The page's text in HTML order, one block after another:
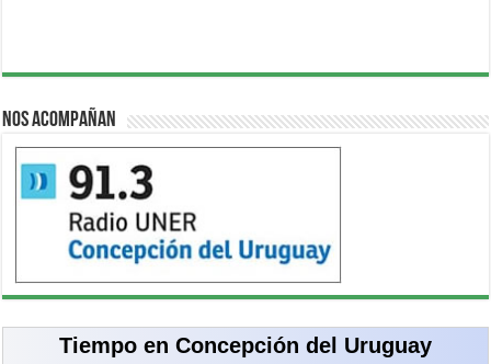
Nos acompañan
Tiempo en Concepción del Uruguay